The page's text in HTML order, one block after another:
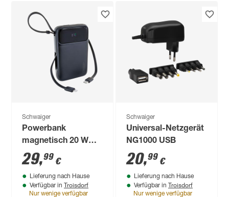
Schwaiger
Powerbank
magnetisch 20 W
10000 mAh
29,99 €
Lieferung nach Hause
Verfügbar in Troisdorf
Nur wenige verfügbar
Schwaiger
Universal-Netzgerät
NG1000 USB
20,99 €
Lieferung nach Hause
Verfügbar in Troisdorf
Nur wenige verfügbar